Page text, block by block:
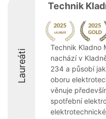
Laureáti
Technik
Technik Kladno
nachází v
234 a působí
oboru
věnuje
spotřební